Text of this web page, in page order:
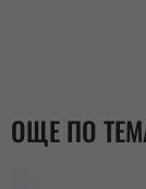
ОЩЕ ПО